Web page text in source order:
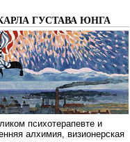
ГУСТАВА ЮНГА
психотерапевте и
алхимия, визионерская